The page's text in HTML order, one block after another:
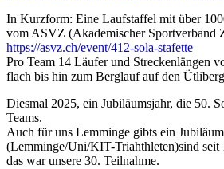
In Kurzform: Eine Laufstaffel mit über
vom ASVZ (Akademischer Sportverband
https://asvz.ch/event/412-sola-stafette
Pro Team 14 Läufer und Streckenlängen
flach bis hin zum Berglauf auf den
Diesmal 2025, ein Jubiläumsjahr, die 50.
Teams.
Auch für uns Lemminge gibts ein
(Lemminge/Uni/KIT-Triahthleten)sind seit
das war unsere 30. Teilnahme.